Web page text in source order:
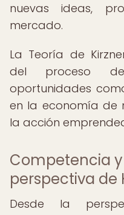
nuevas ideas,
mercado.
La Teoría de
del proceso
oportunidades
en la economía de
la acción
Competencia
perspectiva de
Desde la